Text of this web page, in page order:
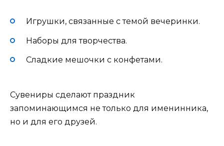
Игрушки, связанные с темой вечеринки.
Наборы для творчества.
Сладкие мешочки с конфетами.
Сувениры сделают праздник
запоминающимся не только для именинника,
но и для его друзей.